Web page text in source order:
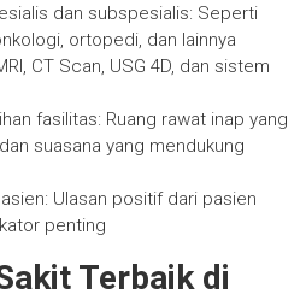
dan subspesialis: Seperti
ortopedi, dan lainnya
CT Scan, USG 4D, dan sistem
fasilitas: Ruang rawat inap yang
suasana yang mendukung
Ulasan positif dari pasien
penting
Terbaik di